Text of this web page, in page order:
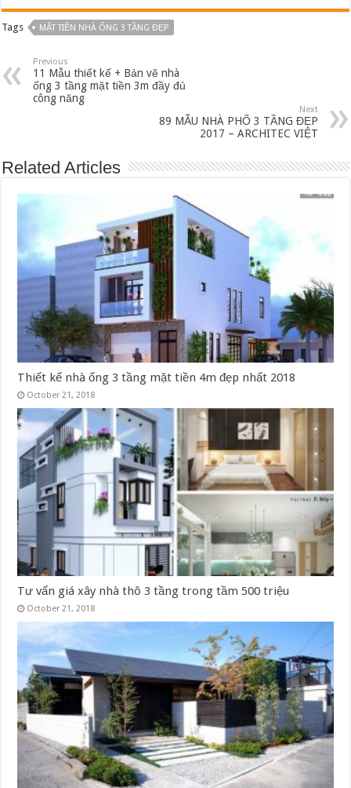
Tags MẶT TIỀN NHÀ ỐNG 3 TẦNG ĐẸP
Previous
11 Mẫu thiết kế + Bản vẽ nhà
ống 3 tầng mặt tiền 3m đầy đủ
công năng
Next
89 MẪU NHÀ PHỐ 3 TẦNG ĐẸP
2017 – ARCHITEC VIỆT
Related Articles
Thiết kế nhà ống 3 tầng mặt tiền 4m đẹp nhất 2018
October 21, 2018
Tư vấn giá xây nhà thô 3 tầng trong tầm 500 triệu
October 21, 2018